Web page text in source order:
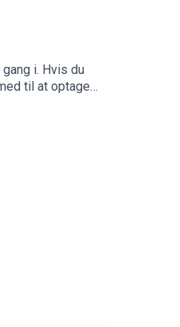
i. Hvis du
til at optage
processed
and
microbial